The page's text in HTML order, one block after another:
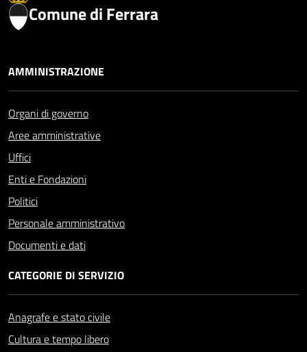
Comune di Ferrara
AMMINISTRAZIONE
Organi di governo
Aree amministrative
Uffici
Enti e Fondazioni
Politici
Personale amministrativo
Documenti e dati
CATEGORIE DI SERVIZIO
Anagrafe e stato civile
Cultura e tempo libero